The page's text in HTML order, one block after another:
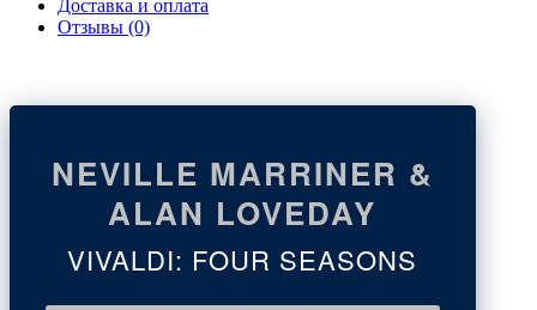
Доставка и оплата
Отзывы (0)
NEVILLE MARRINER &
ALAN LOVEDAY
VIVALDI: FOUR SEASONS